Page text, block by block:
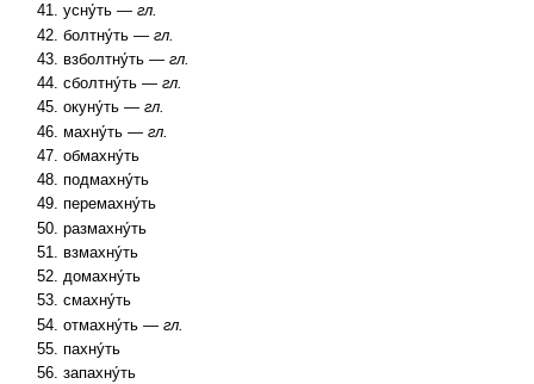
усну́ть —гл.
болтну́ть —гл.
взболтну́ть —гл.
сболтну́ть —гл.
окуну́ть —гл.
махну́ть —гл.
обмахну́ть
подмахну́ть
перемахну́ть
размахну́ть
взмахну́ть
домахну́ть
смахну́ть
отмахну́ть —гл.
пахну́ть
запахну́ть